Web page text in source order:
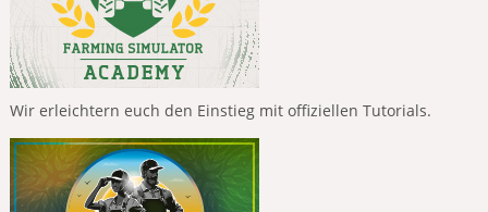
Wir erleichtern euch den Einstieg mit offiziellen Tutorials.